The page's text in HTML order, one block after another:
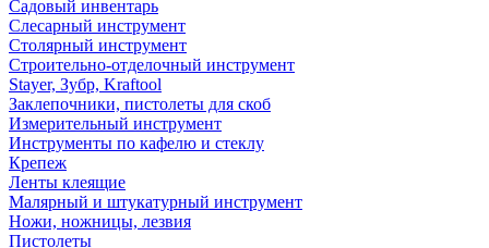
Садовый инвентарь
Слесарный инструмент
Столярный инструмент
Строительно-отделочный инструмент
Stayer, Зубр, Kraftool
Заклепочники, пистолеты для скоб
Измерительный инструмент
Инструменты по кафелю и стеклу
Крепеж
Ленты клеящие
Малярный и штукатурный инструмент
Ножи, ножницы, лезвия
Пистолеты